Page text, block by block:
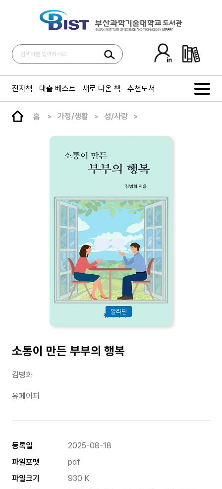
전자책 대출 베스트 새로 나온 책 추천도서
홈 가정/생활 성/사랑
알라딘
소통이 만든 부부의 행복
김병화
유페이퍼
등록일
2025-08-18
파일포맷
pdf
파일크기
930 K